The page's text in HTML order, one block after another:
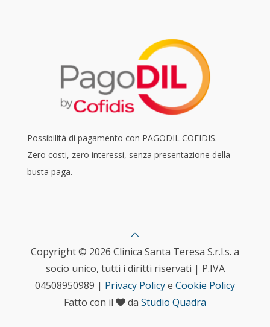
Possibilità di pagamento con PAGODIL COFIDIS.
Zero costi, zero interessi, senza presentazione della
busta paga.
Copyright © 2026 Clinica Santa Teresa S.r.l.s. a
socio unico, tutti i diritti riservati | P.IVA
04508950989 | Privacy Policye Cookie Policy
Fatto con il
da Studio Quadra